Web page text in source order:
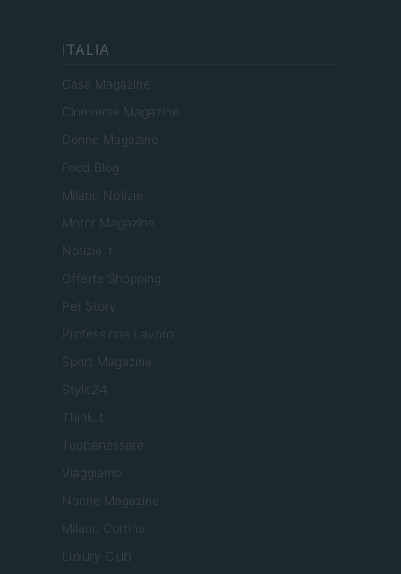
ITALIA
Casa Magazine
Cineverse Magazine
Donne Magazine
Food Blog
Milano Notizie
Motor Magazine
Notizie.it
Offerte Shopping
Pet Story
Professione Lavoro
Sport Magazine
Style24
Think.it
Tuobenessere
Viaggiamo
Nonne Magazine
Milano Cortina
Luxury Club